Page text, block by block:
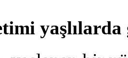
yaşlılarda